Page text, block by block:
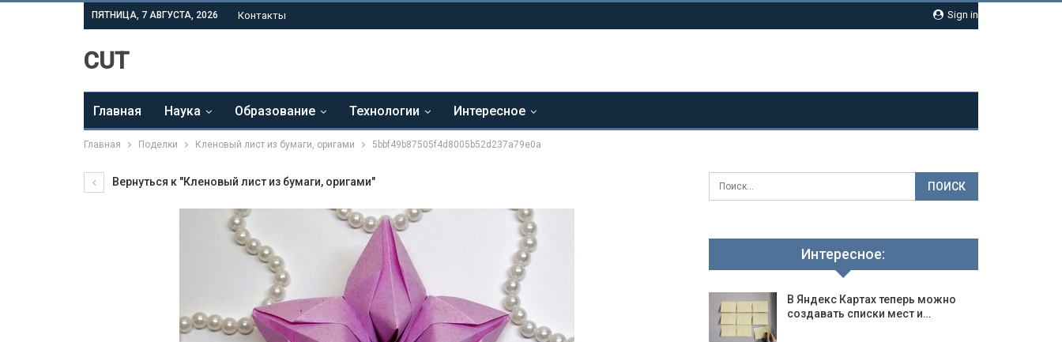
Sign in
ПЯТНИЦА, 7 АВГУСТА, 2026 Контакты
CUT
Главная Наука Образование Технологии Интересное
Главная Поделки Кленовый лист из бумаги, оригами 5bbf49b87505f4d8005b52d237a79e0a
Вернуться к "Кленовый лист из бумаги, оригами"
Интересное:
В Яндекс Картах теперь можно
создавать списки мест и…